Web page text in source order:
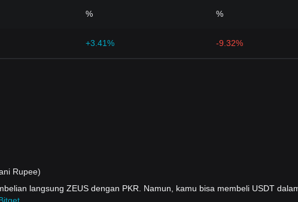
% %
+3.41% -9.32%
Rupee)
langsung ZEUS dengan PKR. Namun, kamu bisa membeli USDT